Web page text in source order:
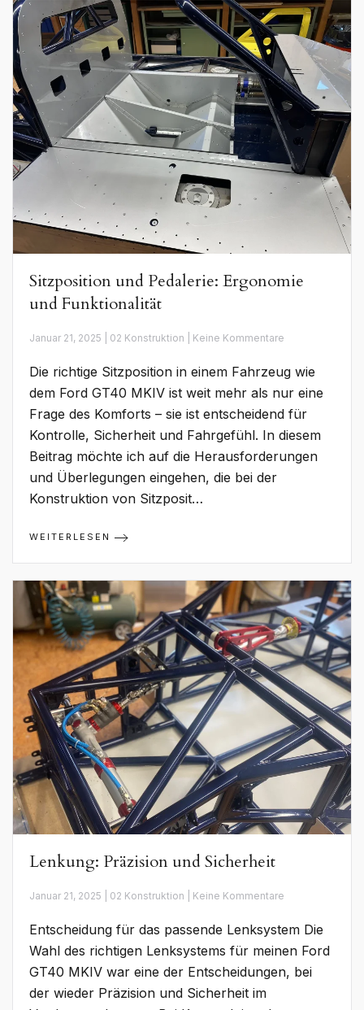
Sitzposition und Pedalerie: Ergonomie
und Funktionalität
Januar 21, 2025 | 02 Konstruktion | Keine Kommentare
Pedalerie:
Ergonomie
Funktionalität
Die richtige Sitzposition in einem Fahrzeug wie
dem Ford GT40 MKIV ist weit mehr als nur eine
Frage des Komforts – sie ist entscheidend für
Kontrolle, Sicherheit und Fahrgefühl. In diesem
Beitrag möchte ich auf die Herausforderungen
und Überlegungen eingehen, die bei der
Konstruktion von Sitzposit…
WEITERLESEN
Lenkung: Präzision und Sicherheit
Januar 21, 2025 | 02 Konstruktion | Keine Kommentare
und
Sicherheit
Entscheidung für das passende Lenksystem Die
Wahl des richtigen Lenksystems für meinen Ford
GT40 MKIV war eine der Entscheidungen, bei
der wieder Präzision und Sicherheit im